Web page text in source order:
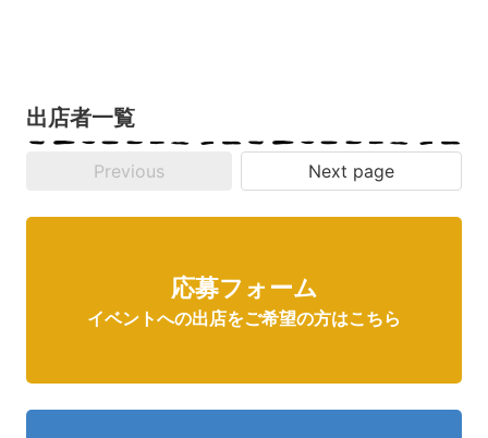
出店者一覧
Previous Next page
応募フォーム
イベントへの出店をご希望の方はこちら